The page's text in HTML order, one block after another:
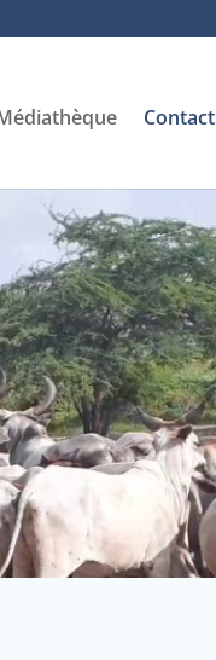
Contact
Vol de Bétail !